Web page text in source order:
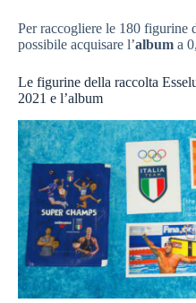
Per raccogliere le 180 figurine
possibile acquisare l’album a
Le figurine della raccolta
2021 e l’album